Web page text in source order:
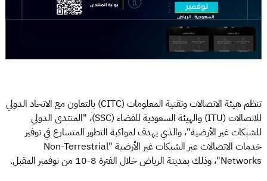
تنظم هيئة الاتصالات وتقنية المعلومات (CITC) بالتعاون مع الاتحاد الدولي
للاتصالات (ITU) والهيئة السعودية للفضاء (SSC)، "المنتدى الدولي
للشبكات غير الأرضية"، والذي يهدف لمواكبة التطور المتسارع في توفير
خدمات الاتصالات عبر الشبكات غير الأرضية "Non-Terrestrial
Networks"، وذلك بمدينة الرياض خلال الفترة 8-10 من نوفمبر المقبل.